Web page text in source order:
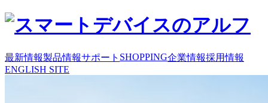
最新情報製品情報サポート SHOPPING企業情報採用情報
ENGLISH SITE